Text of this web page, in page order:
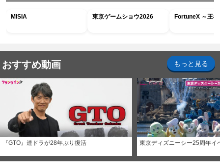
MISIA 東京ゲームショウ2026 FortuneX ～王
おすすめ動画 もっと見る
『GTO』連ドラが28年ぶり復活 東京ディズニーシー25周年イ